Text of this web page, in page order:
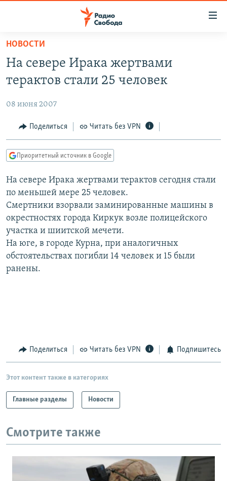
упрощенного
доступа
основному
Вернутся
главной
навигации
Вернутся
поиску
ПОДКАСТЫ
АВТОРСКИЕ ПРОЕКТЫ
ЦИТАТЫ СВОБОДЫ
МНЕНИЯ
IDEL.РЕАЛИИ
КАВКАЗ.РЕАЛИИ
СЕВЕР.РЕАЛИИ
СИБИРЬ.РЕАЛИИ
РАСПИСАНИЕ ВЕЩАНИЯ
ПОДПИШИТЕСЬ НА РАССЫЛКУ
Все сайты РСЕ/РС
НОВОСТИ
На севере Ирака жертвами
терактов стали 25 человек
08 июня 2007
Поделиться Читать без VPN
Приоритетный источник в Google
На севере Ирака жертвами терактов сегодня стали
по меньшей мере 25 человек.
Смертники взорвали заминированные машины в
окрестностях города Киркук возле полицейского
участка и шиитской мечети.
На юге, в городе Курна, при аналогичных
обстоятельствах погибли 14 человек и 15 были
ранены.
Поделиться Читать без VPN Подпишитесь
Этот контент также в категориях
Главные разделы Новости
Смотрите также